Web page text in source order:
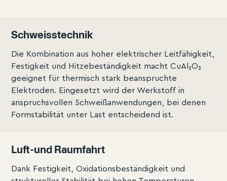
Schweisstechnik
Die Kombination aus hoher elektrischer Leitfähigkeit,
Festigkeit und Hitzebeständigkeit macht CuAl₂O₃
geeignet für thermisch stark beanspruchte
Elektroden. Eingesetzt wird der Werkstoff in
anspruchsvollen Schweißanwendungen, bei denen
Formstabilität unter Last entscheidend ist.
Luft-und Raumfahrt
Dank Festigkeit, Oxidationsbeständigkeit und